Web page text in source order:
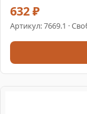
632 ₽
Артикул:7669.1 ·